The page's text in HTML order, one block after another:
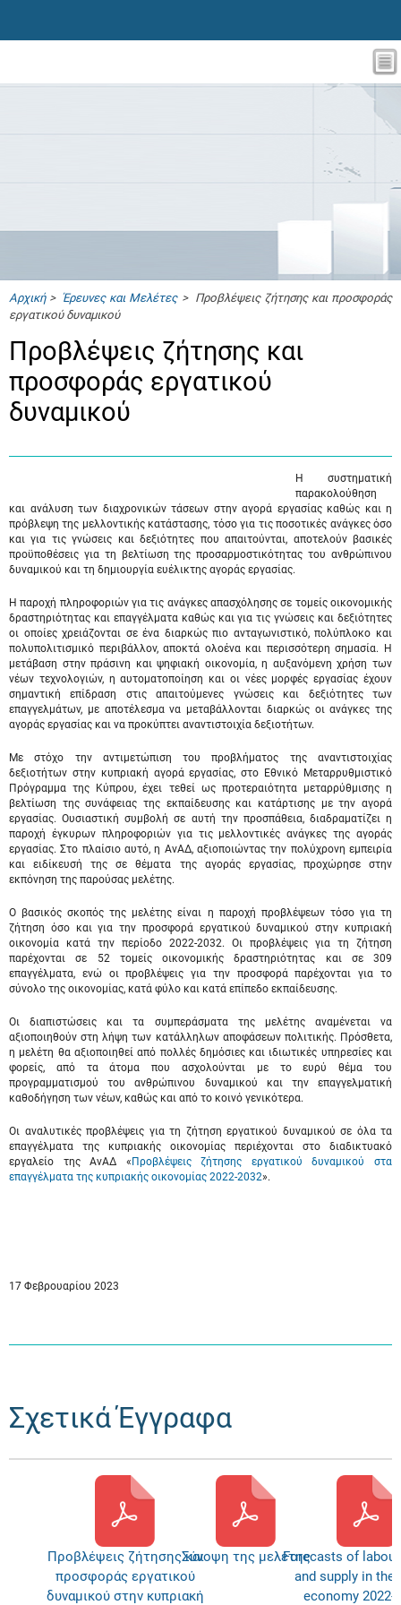
Αρχική>Έρευνες και Μελέτες> Προβλέψεις ζήτησης και προσφοράς
εργατικού δυναμικού
Προβλέψεις ζήτησης και
προσφοράς εργατικού
δυναμικού
Η συστηματική
παρακολούθηση
και ανάλυση των διαχρονικών τάσεων στην αγορά εργασίας καθώς και η
πρόβλεψη της μελλοντικής κατάστασης, τόσο για τις ποσοτικές ανάγκες όσο
και για τις γνώσεις και δεξιότητες που απαιτούνται, αποτελούν βασικές
προϋποθέσεις για τη βελτίωση της προσαρμοστικότητας του ανθρώπινου
δυναμικού και τη δημιουργία ευέλικτης αγοράς εργασίας.
Η παροχή πληροφοριών για τις ανάγκες απασχόλησης σε τομείς οικονομικής
δραστηριότητας και επαγγέλματα καθώς και για τις γνώσεις και δεξιότητες
οι οποίες χρειάζονται σε ένα διαρκώς πιο ανταγωνιστικό, πολύπλοκο και
πολυπολιτισμικό περιβάλλον, αποκτά ολοένα και περισσότερη σημασία. Η
μετάβαση στην πράσινη και ψηφιακή οικονομία, η αυξανόμενη χρήση των
νέων τεχνολογιών, η αυτοματοποίηση και οι νέες μορφές εργασίας έχουν
σημαντική επίδραση στις απαιτούμενες γνώσεις και δεξιότητες των
επαγγελμάτων, με αποτέλεσμα να μεταβάλλονται διαρκώς οι ανάγκες της
αγοράς εργασίας και να προκύπτει αναντιστοιχία δεξιοτήτων.
Με στόχο την αντιμετώπιση του προβλήματος της αναντιστοιχίας
δεξιοτήτων στην κυπριακή αγορά εργασίας, στο Εθνικό Μεταρρυθμιστικό
Πρόγραμμα της Κύπρου, έχει τεθεί ως προτεραιότητα μεταρρύθμισης η
βελτίωση της συνάφειας της εκπαίδευσης και κατάρτισης με την αγορά
εργασίας. Ουσιαστική συμβολή σε αυτή την προσπάθεια, διαδραματίζει η
παροχή έγκυρων πληροφοριών για τις μελλοντικές ανάγκες της αγοράς
εργασίας. Στο πλαίσιο αυτό, η ΑνΑΔ, αξιοποιώντας την πολύχρονη εμπειρία
και ειδίκευσή της σε θέματα της αγοράς εργασίας, προχώρησε στην
εκπόνηση της παρούσας μελέτης.
Ο βασικός σκοπός της μελέτης είναι η παροχή προβλέψεων τόσο για τη
ζήτηση όσο και για την προσφορά εργατικού δυναμικού στην κυπριακή
οικονομία κατά την περίοδο 2022-2032. Οι προβλέψεις για τη ζήτηση
παρέχονται σε 52 τομείς οικονομικής δραστηριότητας και σε 309
επαγγέλματα, ενώ οι προβλέψεις για την προσφορά παρέχονται για το
σύνολο της οικονομίας, κατά φύλο και κατά επίπεδο εκπαίδευσης.
Οι διαπιστώσεις και τα συμπεράσματα της μελέτης αναμένεται να
αξιοποιηθούν στη λήψη των κατάλληλων αποφάσεων πολιτικής. Πρόσθετα,
η μελέτη θα αξιοποιηθεί από πολλές δημόσιες και ιδιωτικές υπηρεσίες και
φορείς, από τα άτομα που ασχολούνται με το ευρύ θέμα του
προγραμματισμού του ανθρώπινου δυναμικού και την επαγγελματική
καθοδήγηση των νέων, καθώς και από το κοινό γενικότερα.
Οι αναλυτικές προβλέψεις για τη ζήτηση εργατικού δυναμικού σε όλα τα
επαγγέλματα της κυπριακής οικονομίας περιέχονται στο διαδικτυακό
εργαλείο της ΑνΑΔ « Προβλέψεις ζήτησης εργατικού δυναμικού στα
επαγγέλματα της κυπριακής οικονομίας 2022-2032».
17 Φεβρουαρίου 2023
Σχετικά Έγγραφα
Προβλέψεις ζήτησης και
προσφοράς εργατικού
δυναμικού στην κυπριακή
Σύνοψη της μελέτηςForecasts of
and supply in the
economy 2022-